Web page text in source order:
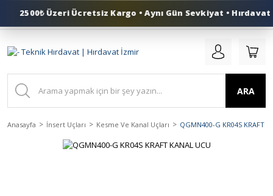
0 (553) 324 41 50
ARA
Anasayfa İnsert Uçları Kesme Ve Kanal Uçları QGMN400-G KR04S KRAFT
2500₺ Üzeri Ücretsiz Kargo • Aynı Gün Sevkiyat • Hırdavat